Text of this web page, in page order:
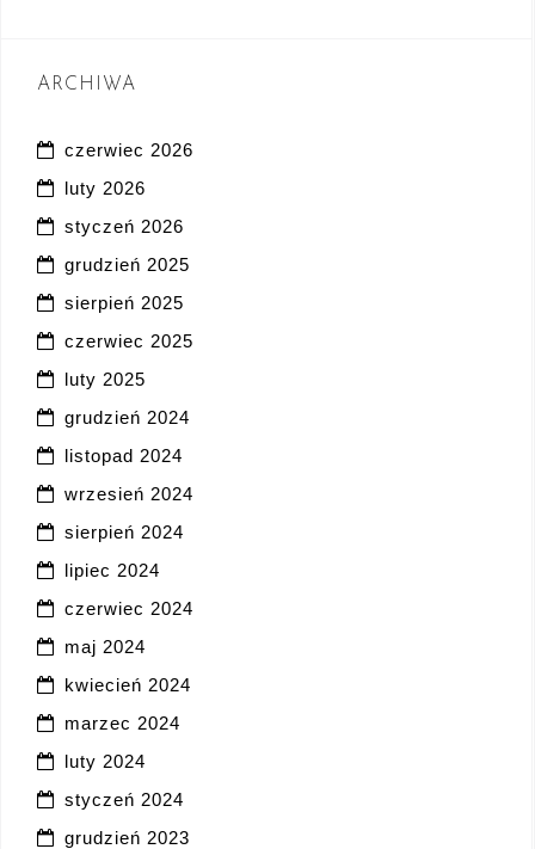
ARCHIWA
czerwiec 2026
luty 2026
styczeń 2026
grudzień 2025
sierpień 2025
czerwiec 2025
luty 2025
grudzień 2024
listopad 2024
wrzesień 2024
sierpień 2024
lipiec 2024
czerwiec 2024
maj 2024
kwiecień 2024
marzec 2024
luty 2024
styczeń 2024
grudzień 2023